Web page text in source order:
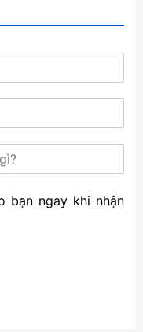
bạn ngay khi nhận